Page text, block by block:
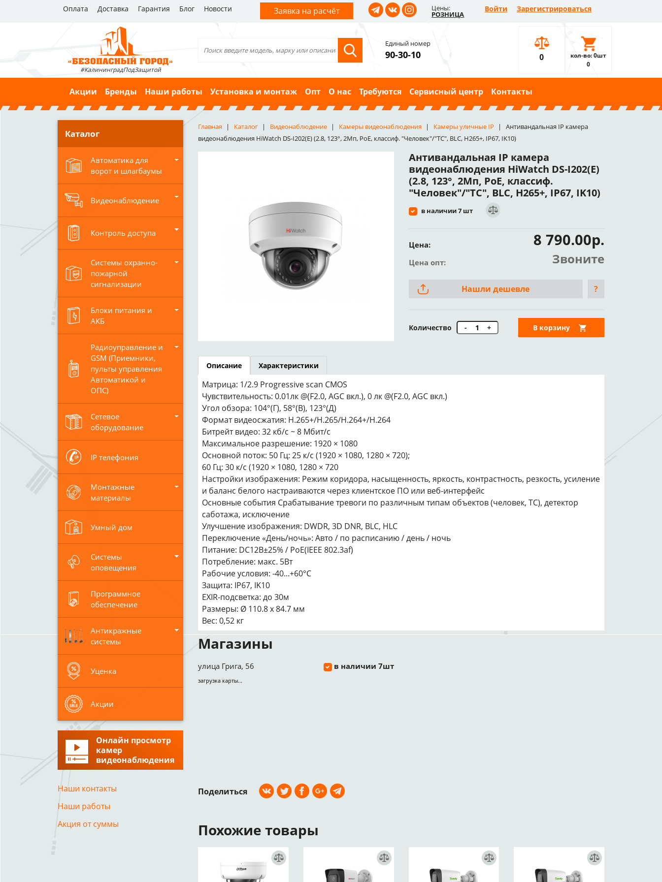
Оплата Доставка Гарантия Блог Новости Заявка на расчёт Цены:
РОЗНИЦА
Войти Зарегистрироваться
#КалининградПодЗащитой
Единый номер
90-30-10 0
кол-во: 0шт
0
Акции Бренды Наши работы Установка и монтаж Опт О нас Требуются Сервисный центр Контакты
Каталог
Автоматика для
ворот и шлагбаумы
Видеонаблюдение
Контроль доступа
Системы охранно-
пожарной
сигнализации
Блоки питания и
АКБ
Радиоуправление и
GSM (Приемники,
пульты управления
Автоматикой и
ОПС)
Сетевое
оборудование
IP телефония
Монтажные
материалы
Умный дом
Системы
оповещения
Программное
обеспечение
Антикражные
системы
Уценка
Акции
Онлайн просмотр
камер
видеонаблюдения
Наши контакты
Наши работы
Акция от суммы
Главная Каталог Видеонаблюдение Камеры видеонаблюдения Камеры уличные IP
Антивандальная IP камера
видеонаблюдения HiWatch DS-I202(E) (2.8, 123°, 2Мп, PoE, классиф. "Человек"/"ТС", BLC, H265+, IP67, IK10)
Антивандальная IP камера
видеонаблюдения HiWatch DS-I202(E)
(2.8, 123°, 2Мп, PoE, классиф.
"Человек"/"ТС", BLC, H265+, IP67, IK10)
в наличии 7 шт
Цена: 8 790.00р.
Цена опт: Звоните
Нашли дешевле ?
Количество - + В корзину
Описание Характеристики
Матрица: 1/2.9 Progressive scan CMOS
Чувствительность: 0.01лк @(F2.0, AGC вкл.), 0 лк @(F2.0, AGC вкл.)
Угол обзора: 104°(Г), 58°(В), 123°(Д)
Формат видеосжатия: H.265+/H.265/H.264+/H.264
Битрейт видео: 32 кб/с ~ 8 Мбит/с
Максимальное разрешение: 1920 × 1080
Основной поток: 50 Гц: 25 к/с (1920 × 1080, 1280 × 720);
60 Гц: 30 к/с (1920 × 1080, 1280 × 720
Настройки изображения: Режим коридора, насыщенность, яркость, контрастность, резкость, усиление
и баланс белого настраиваются через клиентское ПО или веб-интерфейс
Основные события Срабатывание тревоги по различным типам объектов (человек, ТС), детектор
саботажа, исключение
Улучшение изображения: DWDR, 3D DNR, BLC, HLC
Переключение «День/ночь»: Авто / по расписанию / день / ночь
Питание: DC12В±25% / PoE(IEEE 802.3af)
Потребление: макс. 5Вт
Рабочие условия: -40...+60°С
Защита: IP67, IK10
EXIR-подсветка: до 30м
Размеры: Ø 110.8 х 84.7 мм
Вес: 0,52 кг
Магазины
улица Грига, 56 в наличии 7шт
загрузка карты...
Поделиться
Похожие товары